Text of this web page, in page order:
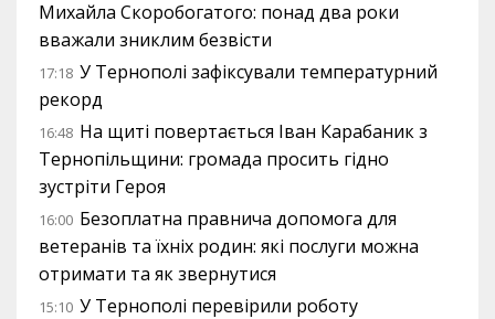
Михайла Скоробогатого: понад два роки
вважали зниклим безвісти
17:18 У Тернополі зафіксували температурний
рекорд
16:48 На щиті повертається Іван Карабаник з
Тернопільщини: громада просить гідно
зустріти Героя
16:00 Безоплатна правнича допомога для
ветеранів та їхніх родин: які послуги можна
отримати та як звернутися
15:10 У Тернополі перевірили роботу